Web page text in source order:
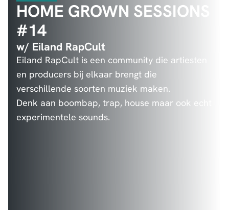
HOME GROWN SESSIONS
#14
w/ Eiland RapCult
Eiland RapCult is een community die artiesten
en producers bij elkaar brengt die
verschillende soorten muziek maken.
Denk aan boombap, trap, house maar ook echt
experimentele sounds.